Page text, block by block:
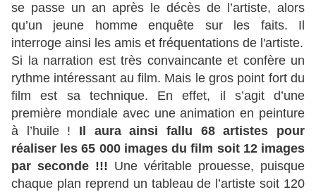
se passe un an après le décès de l’artiste, alors
qu’un jeune homme enquête sur les faits. Il
interroge ainsi les amis et fréquentations de l'artiste.
Si la narration est très convaincante et confère un
rythme intéressant au film. Mais le gros point fort du
film est sa technique. En effet, il s’agit d’une
première mondiale avec une animation en peinture
à l’huile ! Il aura ainsi fallu 68 artistes pour
réaliser les 65 000 images du film soit 12 images
par seconde !!! Une véritable prouesse, puisque
chaque plan reprend un tableau de l’artiste soit 120